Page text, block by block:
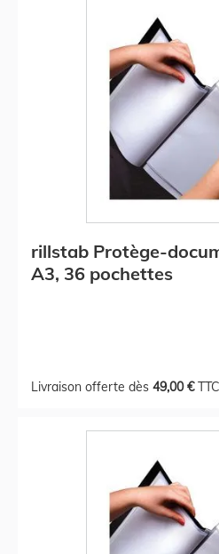
rillstab Protège-
A3, 36 pochettes
Livraison offerte dès 49,00 €